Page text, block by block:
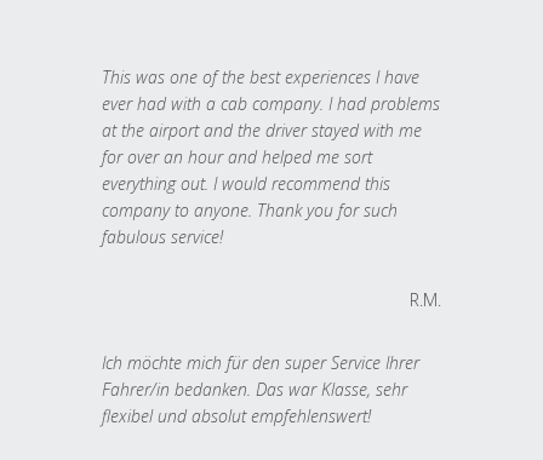
This was one of the best experiences I have
ever had with a cab company. I had problems
at the airport and the driver stayed with me
for over an hour and helped me sort
everything out. I would recommend this
company to anyone. Thank you for such
fabulous service!
R.M.
Ich möchte mich für den super Service Ihrer
Fahrer/in bedanken. Das war Klasse, sehr
flexibel und absolut empfehlenswert!